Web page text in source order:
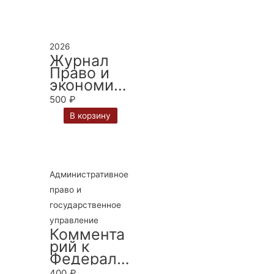
2026
Журнал
Право и
экономика
№ 5 за
2026 г.
500 ₽
В корзину
Административное
право и
государственное
управление
Коммента
рий к
Федераль